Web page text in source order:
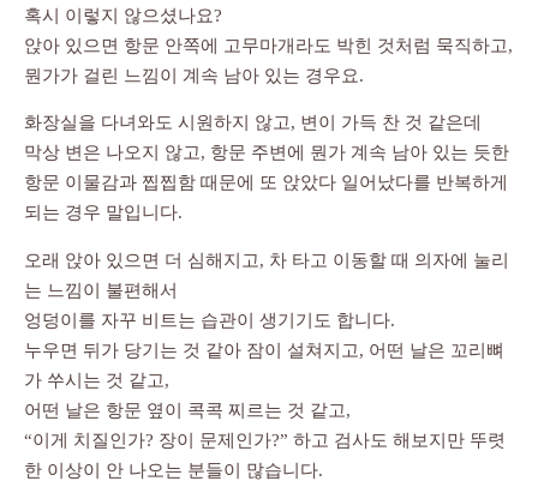
혹시 이렇지 않으셨나요?
앉아 있으면 항문 안쪽에 고무마개라도 박힌 것처럼 묵직하고,
뭔가가 걸린 느낌이 계속 남아 있는 경우요.
화장실을 다녀와도 시원하지 않고, 변이 가득 찬 것 같은데
막상 변은 나오지 않고, 항문 주변에 뭔가 계속 남아 있는 듯한
항문 이물감과 찝찝함 때문에 또 앉았다 일어났다를 반복하게
되는 경우 말입니다.
오래 앉아 있으면 더 심해지고, 차 타고 이동할 때 의자에 눌리
는 느낌이 불편해서
엉덩이를 자꾸 비트는 습관이 생기기도 합니다.
누우면 뒤가 당기는 것 같아 잠이 설쳐지고, 어떤 날은 꼬리뼈
가 쑤시는 것 같고,
어떤 날은 항문 옆이 콕콕 찌르는 것 같고,
“이게 치질인가? 장이 문제인가?” 하고 검사도 해보지만 뚜렷
한 이상이 안 나오는 분들이 많습니다.